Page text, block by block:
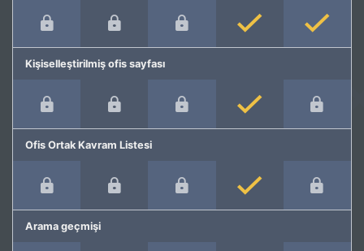
Kişiselleştirilmiş ofis sayfası
Ofis Ortak Kavram Listesi
Arama geçmişi